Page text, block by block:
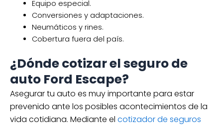
Equipo especial.
Conversiones y adaptaciones.
Neumáticos y rines.
Cobertura fuera del país.
¿Dónde cotizar el seguro de
auto Ford Escape?
Asegurar tu auto es muy importante para estar
prevenido ante los posibles acontecimientos de la
vida cotidiana. Mediante el cotizador de seguros